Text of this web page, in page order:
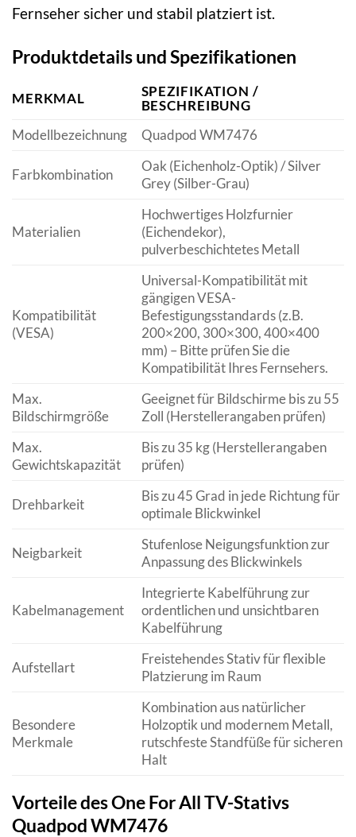
Fernseher sicher und stabil platziert ist.
Produktdetails und Spezifikationen
MERKMAL
SPEZIFIKATION /
BESCHREIBUNG
Modellbezeichnung
Quadpod WM7476
Farbkombination
Oak (Eichenholz-Optik) / Silver
Grey (Silber-Grau)
Materialien
Hochwertiges Holzfurnier
(Eichendekor),
pulverbeschichtetes Metall
Kompatibilität
(VESA)
Universal-Kompatibilität mit
gängigen VESA-
Befestigungsstandards (z.B.
200×200, 300×300, 400×400
mm) – Bitte prüfen Sie die
Kompatibilität Ihres Fernsehers.
Max.
Bildschirmgröße
Geeignet für Bildschirme bis zu 55
Zoll (Herstellerangaben prüfen)
Max.
Gewichtskapazität
Bis zu 35 kg (Herstellerangaben
prüfen)
Drehbarkeit
Bis zu 45 Grad in jede Richtung für
optimale Blickwinkel
Neigbarkeit
Stufenlose Neigungsfunktion zur
Anpassung des Blickwinkels
Kabelmanagement
Integrierte Kabelführung zur
ordentlichen und unsichtbaren
Kabelführung
Aufstellart
Freistehendes Stativ für flexible
Platzierung im Raum
Besondere
Merkmale
Kombination aus natürlicher
Holzoptik und modernem Metall,
rutschfeste Standfüße für sicheren
Halt
Vorteile des One For All TV-Stativs
Quadpod WM7476